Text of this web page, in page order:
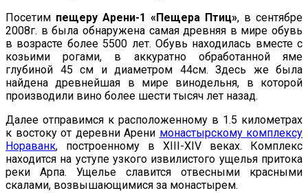
Посетим пещеру Арени-1 «Пещера Птиц», в сентябре
2008г. в была обнаружена самая древняя в мире обувь
в возрасте более 5500 лет. Обувь находилась вместе с
козьими рогами, в аккуратно обработанной яме
глубиной 45 см и диаметром 44см. Здесь же была
найдена древнейшая в мире винодельня, в которой
производили вино более шести тысяч лет назад.
Далее отправимся к расположенному в 1.5 километрах
к востоку от деревни Арени монастырскому комплексу
Нораванк, построенному в XIII-XIV веках. Комплекс
находится на уступе узкого извилистого ущелья притока
реки Арпа. Ущелье славится отвесными красными
скалами, возвышающимися за монастырем.